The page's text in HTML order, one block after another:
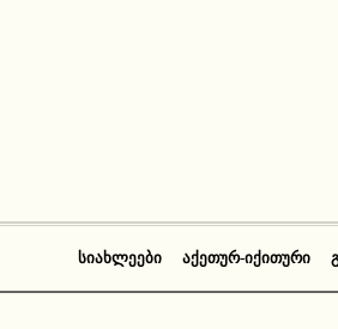
ᲡᲘᲐᲮᲚᲔᲔᲑᲘ ᲐᲥᲔᲗᲣᲠ-ᲘᲥᲘᲗᲣᲠᲘ